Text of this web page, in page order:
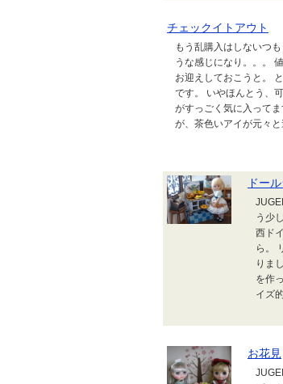
チェックイトアウト
もう乱購入はしないつ
うな感じになり。。。
お迎えしておこうと。
です。 いやほんとう、
がすっごく気に入って
が、茶色いアイが元々
ドー
う少
西ド
ら。
りま
を作
イズ
お花見